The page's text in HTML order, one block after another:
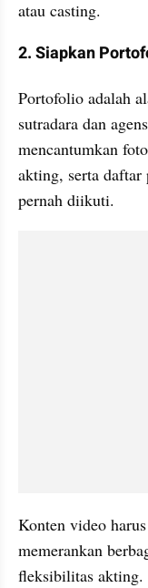
atau casting.
2. Siapkan
Portofolio adalah
sutradara dan
mencantumkan
akting, serta daftar
pernah diikuti.
Konten video
memerankan
fleksibilitas akting.